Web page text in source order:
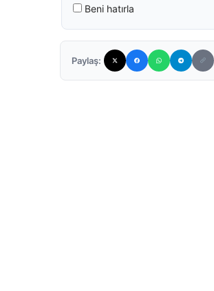
Beni hatırla
Paylaş: